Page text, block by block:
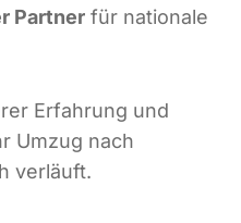
Partner für nationale
Erfahrung und
Umzug nach
verläuft.